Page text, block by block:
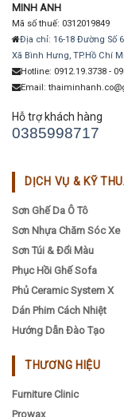
MINH ANH
Mã số thuế: 0312019849
Địa chỉ: 16-18 Đường Số
Xã Bình Hưng, TP.Hồ Chí
Hotline: 0912.19.3738 -
Email:
Hỗ trợ khách hàng
0385998717
DỊCH VỤ & KỸ
Sơn Ghế Da Ô Tô
Sơn Nhựa Chăm Sóc Xe
Sơn Túi & Đổi Màu
Phục Hồi Ghế Sofa
Phủ Ceramic System X
Dán Phim Cách Nhiệt
Hướng Dẫn Đào Tạo
THƯƠNG HIỆU
Furniture Clinic
Prowax